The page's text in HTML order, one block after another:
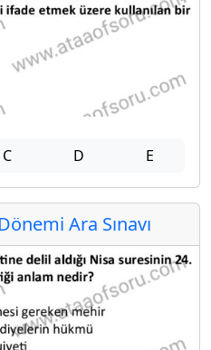
C D E
Ara Sınavı